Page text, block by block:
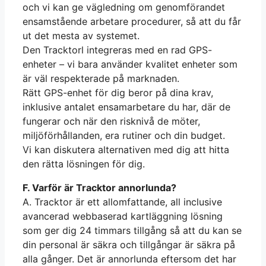
och vi kan ge vägledning om genomförandet
ensamstående arbetare procedurer, så att du får
ut det mesta av systemet.
Den Tracktorl integreras med en rad GPS-
enheter – vi bara använder kvalitet enheter som
är väl respekterade på marknaden.
Rätt GPS-enhet för dig beror på dina krav,
inklusive antalet ensamarbetare du har, där de
fungerar och när den risknivå de möter,
miljöförhållanden, era rutiner och din budget.
Vi kan diskutera alternativen med dig att hitta
den rätta lösningen för dig.
F. Varför är Tracktor annorlunda?
A. Tracktor är ett allomfattande, all inclusive
avancerad webbaserad kartläggning lösning
som ger dig 24 timmars tillgång så att du kan se
din personal är säkra och tillgångar är säkra på
alla gånger. Det är annorlunda eftersom det har